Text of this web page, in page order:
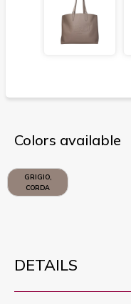
Colors available
GRIGIO,
CORDA
DETAILS